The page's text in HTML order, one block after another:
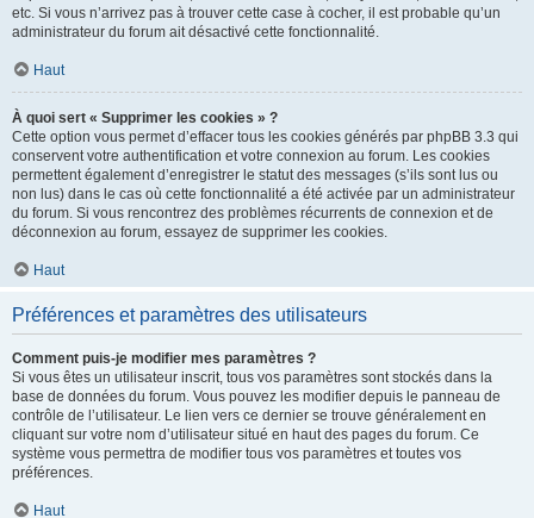
etc. Si vous n’arrivez pas à trouver cette case à cocher, il est probable qu’un
administrateur du forum ait désactivé cette fonctionnalité.
Haut
À quoi sert « Supprimer les cookies » ?
Cette option vous permet d’effacer tous les cookies générés par phpBB 3.3 qui
conservent votre authentification et votre connexion au forum. Les cookies
permettent également d’enregistrer le statut des messages (s’ils sont lus ou
non lus) dans le cas où cette fonctionnalité a été activée par un administrateur
du forum. Si vous rencontrez des problèmes récurrents de connexion et de
déconnexion au forum, essayez de supprimer les cookies.
Haut
Préférences et paramètres des utilisateurs
Comment puis-je modifier mes paramètres ?
Si vous êtes un utilisateur inscrit, tous vos paramètres sont stockés dans la
base de données du forum. Vous pouvez les modifier depuis le panneau de
contrôle de l’utilisateur. Le lien vers ce dernier se trouve généralement en
cliquant sur votre nom d’utilisateur situé en haut des pages du forum. Ce
système vous permettra de modifier tous vos paramètres et toutes vos
préférences.
Haut